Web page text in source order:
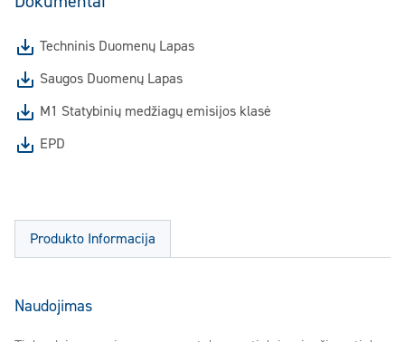
Techninis Duomenų Lapas
Saugos Duomenų Lapas
M1 Statybinių medžiagų emisijos klasė
EPD
Produkto Informacija
Naudojimas